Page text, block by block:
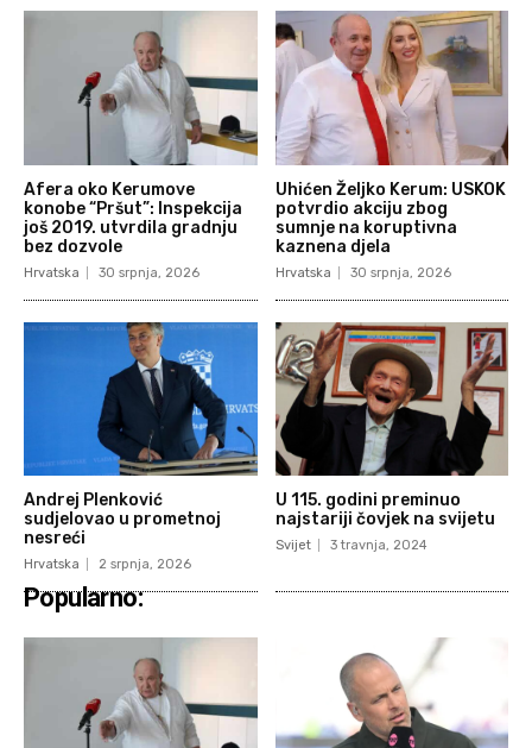
Afera oko Kerumove
konobe “Pršut”: Inspekcija
još 2019. utvrdila gradnju
bez dozvole
Hrvatska 30 srpnja, 2026
Uhićen Željko Kerum: USKOK
potvrdio akciju zbog
sumnje na koruptivna
kaznena djela
Hrvatska 30 srpnja, 2026
Andrej Plenković
sudjelovao u prometnoj
nesreći
Hrvatska 2 srpnja, 2026
U 115. godini preminuo
najstariji čovjek na svijetu
Svijet 3 travnja, 2024
Popularno: